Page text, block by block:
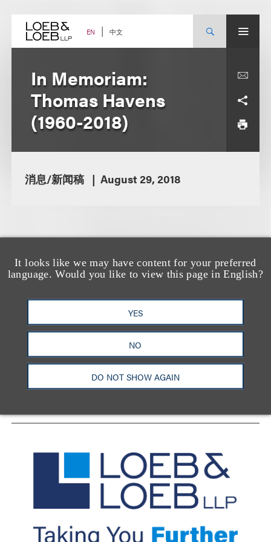
content EN 中文
It looks like we may have content for your preferred
language. Would you like to view this page in English?
YES
NO
DO NOT SHOW AGAIN
In Memoriam:
Thomas Havens
(1960-2018)
消息/新闻稿 August 29, 2018
芝加哥
华盛顿特区
旧金山 泰森斯
代表处
香港
Facebook X
联系我们
隐私政策 使用条款 订阅中心